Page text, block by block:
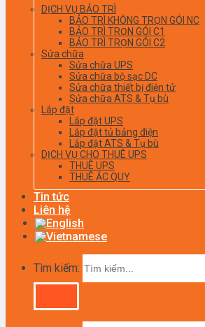
DỊCH VỤ BẢO TRÌ
BẢO TRÌ KHÔNG TRỌN GÓI NC
BẢO TRÌ TRỌN GÓI C1
BẢO TRÌ TRỌN GÓI C2
Sửa chữa
Sửa chữa UPS
Sửa chữa bộ sạc DC
Sửa chữa thiết bị điện tử
Sửa chữa ATS & Tụ bù
Lắp đặt
Lắp đặt UPS
Lắp đặt tủ bảng điện
Lắp đặt ATS & Tụ bù
DỊCH VỤ CHO THUÊ UPS
THUÊ UPS
THUÊ ẮC QUY
Tin tức
Liên hệ
Tìm kiếm: